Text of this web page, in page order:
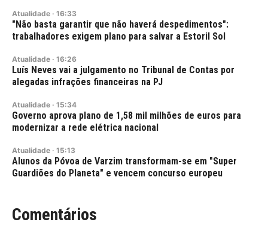
Atualidade · 16:33
"Não basta garantir que não haverá despedimentos":
trabalhadores exigem plano para salvar a Estoril Sol
Atualidade · 16:26
Luís Neves vai a julgamento no Tribunal de Contas por
alegadas infrações financeiras na PJ
Atualidade · 15:34
Governo aprova plano de 1,58 mil milhões de euros para
modernizar a rede elétrica nacional
Atualidade · 15:13
Alunos da Póvoa de Varzim transformam-se em "Super
Guardiões do Planeta" e vencem concurso europeu
Comentários